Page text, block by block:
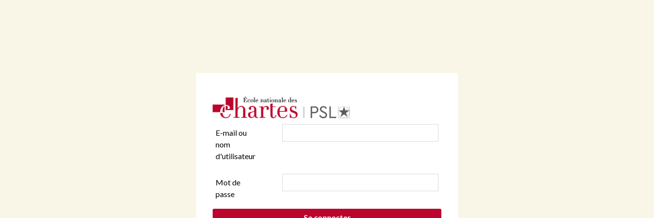
E-mail ou
nom
d'utilisateur
Mot de
passe